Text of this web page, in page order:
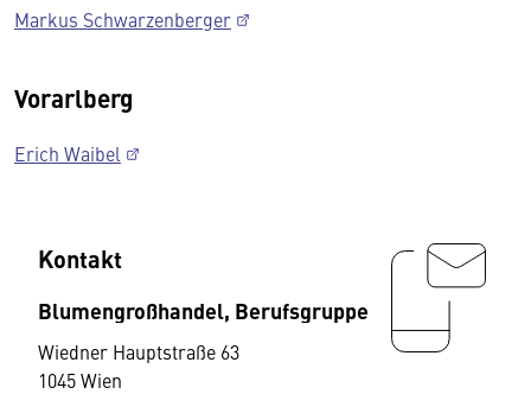
Markus Schwarzenberger
Vorarlberg
Erich Waibel
Kontakt
Blumengroßhandel, Berufsgruppe
Wiedner Hauptstraße 63
1045 Wien